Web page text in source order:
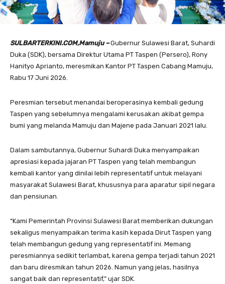
SULBARTERKINI.COM,Mamuju – Gubernur Sulawesi Barat, Suhardi
Duka (SDK), bersama Direktur Utama PT Taspen (Persero), Rony
Hanityo Aprianto, meresmikan Kantor PT Taspen Cabang Mamuju,
Rabu 17 Juni 2026.
Peresmian tersebut menandai beroperasinya kembali gedung
Taspen yang sebelumnya mengalami kerusakan akibat gempa
bumi yang melanda Mamuju dan Majene pada Januari 2021 lalu.
Dalam sambutannya, Gubernur Suhardi Duka menyampaikan
apresiasi kepada jajaran PT Taspen yang telah membangun
kembali kantor yang dinilai lebih representatif untuk melayani
masyarakat Sulawesi Barat, khususnya para aparatur sipil negara
dan pensiunan.
“Kami Pemerintah Provinsi Sulawesi Barat memberikan dukungan
sekaligus menyampaikan terima kasih kepada Dirut Taspen yang
telah membangun gedung yang representatif ini. Memang
peresmiannya sedikit terlambat, karena gempa terjadi tahun 2021
dan baru diresmikan tahun 2026. Namun yang jelas, hasilnya
sangat baik dan representatif,” ujar SDK.